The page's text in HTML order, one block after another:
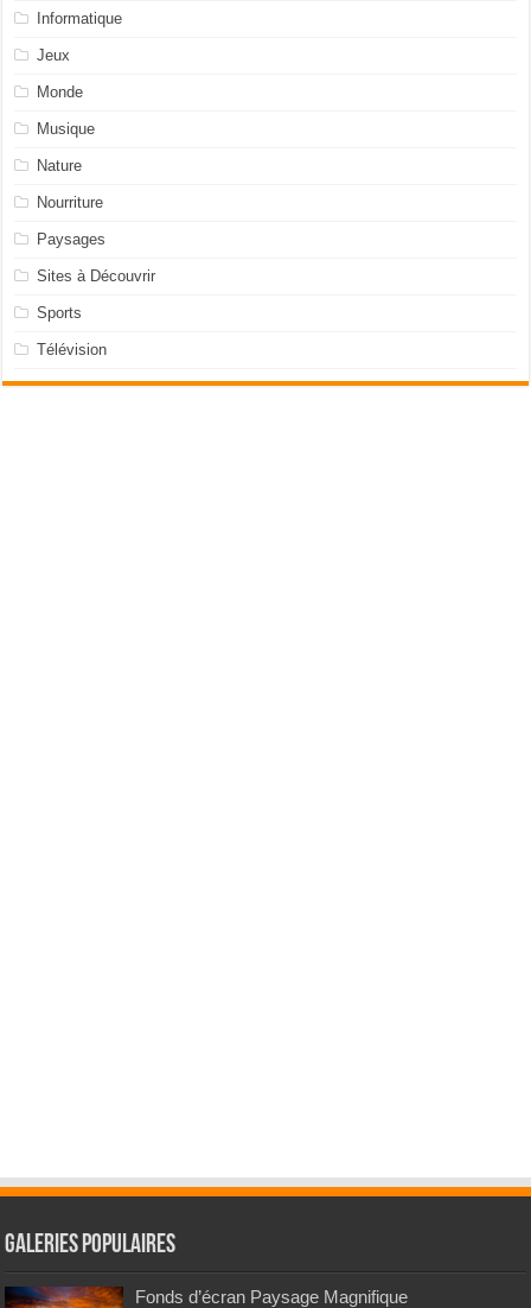
Informatique
Jeux
Monde
Musique
Nature
Nourriture
Paysages
Sites à Découvrir
Sports
Télévision
Galeries Populaires
Fonds d’écran Paysage Magnifique